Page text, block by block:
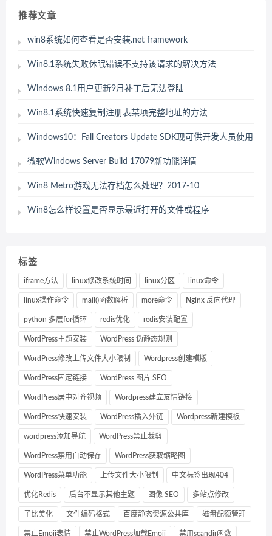
推荐文章
win8系统如何查看是否安装.net framework
Win8.1系统失败休眠错误不支持该请求的解决方法
Windows 8.1用户更新9月补丁后无法登陆
Win8.1系统快速复制注册表某项完整地址的方法
Windows10：Fall Creators Update SDK现可供开发人员使用
微软Windows Server Build 17079新功能详情
Win8 Metro游戏无法存档怎么处理？2017-10
Win8怎么样设置是否显示最近打开的文件或程序
标签
iframe方法 linux修改系统时间 linux分区 linux命令
linux操作命令 mail()函数解析 more命令 Nginx 反向代理
python 多层for循环 redis优化 redis安装配置
WordPress主题安装 WordPress 伪静态规则
WordPress修改上传文件大小限制 Wordpress创建模版
WordPress固定链接 WordPress 图片 SEO
WordPress居中对齐视频 Wordpress建立友情链接
WordPress快速安装 WordPress插入外链 Wordpress新建模板
wordpress添加导航 WordPress禁止裁剪
WordPress禁用自动保存 WordPress获取缩略图
WordPress菜单功能 上传文件大小限制 中文标签出现404
优化Redis 后台不显示其他主题 图像 SEO 多站点修改
子比美化 文件编码格式 百度静态资源公共库 磁盘配额管理
禁止Emoji表情 禁止WordPress加载Emoji 禁用scandir函数